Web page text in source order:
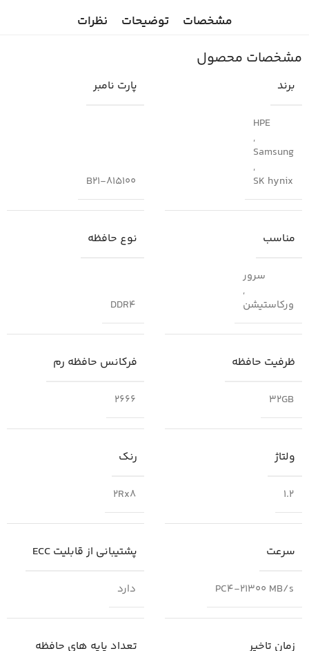
مشخصات توضیحات نظرات
مشخصات محصول
برند
HPE
,
Samsung
,
SK hynix
پارت نامبر
815100-B21
مناسب
سرور
,
ورکاستیشن
نوع حافظه
DDR4
ظرفیت حافظه
32GB
فرکانس حافظه رم
2666
ولتاژ
1.2
رنک
2Rx8
سرعت
PC4-21300 MB/s
پشتیبانی از قابلیت ECC
دارد
زمان تاخیر تعداد پایه های حافظه